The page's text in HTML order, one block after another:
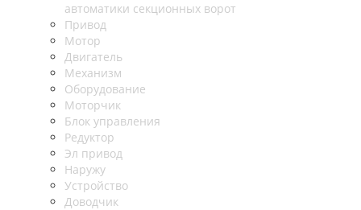
автоматики секционных ворот
Привод
Мотор
Двигатель
Механизм
Оборудование
Моторчик
Блок управления
Редуктор
Эл привод
Наружу
Устройство
Доводчик